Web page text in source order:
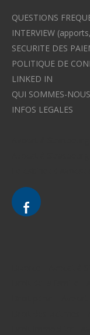
QUESTIONS
INTERVIEW
SECURITE DES
POLITIQUE DE
LINKED IN
QUI SOMMES-
INFOS LEGALES